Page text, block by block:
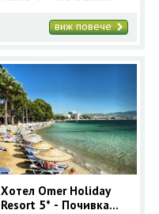
нощувки Лято 2026
виж повече
Хотел Omer Holiday
Resort 5* - Почивка